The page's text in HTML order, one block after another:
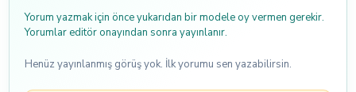
Yorum yazmak için önce yukarıdan bir modele oy vermen gerekir.
Yorumlar editör onayından sonra yayınlanır.
Henüz yayınlanmış görüş yok. İlk yorumu sen yazabilirsin.